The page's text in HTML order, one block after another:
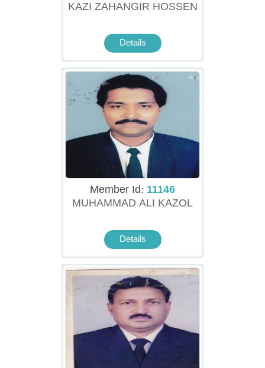
KAZI ZAHANGIR HOSSEN
Details
Member Id: 11146
MUHAMMAD ALI KAZOL
Details